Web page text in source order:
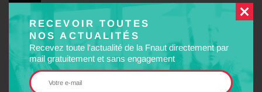
RECEVOIR TOUTES
NOS ACTUALITÉS
Recevez toute l'actualité de la Fnaut directement par
mail gratuitement et sans engagement
SNCF Réseau : principe de précaution et hautes
températures
Ici Auxerre(24/07), Cédric Journeau
Travaux dans Yonne colère des usagers !
Ici Auxerre (26/08), Cédric Journeau